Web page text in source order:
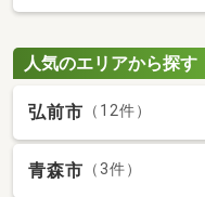
人気のエリアから探す
弘前市 （12件）
青森市 （3件）